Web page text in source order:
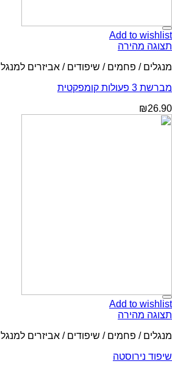
Add to wishlist
תצוגה מהירה
מנגלים / פחמים / שיפודים / אביזרים למנגל
מברשת 3 פעולות קומפקטית
₪26.90
Add to wishlist
תצוגה מהירה
מנגלים / פחמים / שיפודים / אביזרים למנגל
שיפוד נירוסטה